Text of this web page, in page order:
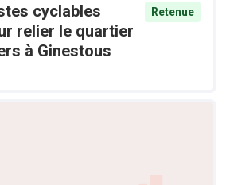
cyclables
relier le quartier
à Ginestous
Retenue